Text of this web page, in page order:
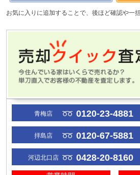
お気に入りに追加することで、後ほど確認や一
青梅店 0120-23-4881
拝島店 0120-67-5881
河辺北口店 0428-20-8160